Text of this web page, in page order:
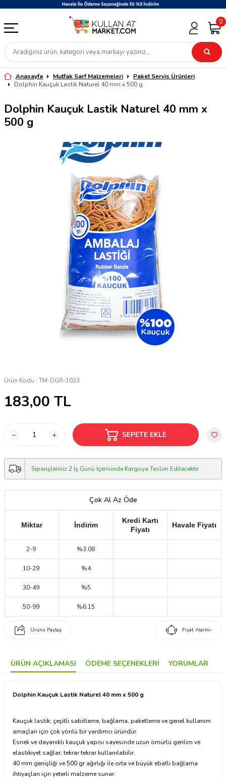
0
Anasayfa Mutfak Sarf Malzemeleri
Paket Servis Ürünleri
Dolphin Kauçuk Lastik Naturel 40 mm x 500 g
Dolphin Kauçuk Lastik Naturel 40 mm x
500 g
Ürün Kodu : TM-DGR-1033
183,00 TL
SEPETE EKLE
Siparişleriniz 2 İş Günü İçerisinde Kargoya Teslim Edilecektir
Çok Al Az Öde
Miktar İndirim
Kredi Kartı
Fiyatı
Havale Fiyatı
2-9 %3.08
10-29 %4
30-49 %5
50-99 %6.15
Ürünü Paylaş Fiyat Alarmı
ÜRÜN AÇIKLAMASI ÖDEME SEÇENEKLERI YORUMLAR
Dolphin Kauçuk Lastik Naturel 40 mm x 500 g
Kauçuk lastik; çeşitli sabitleme, bağlama, paketleme ve genel kullanım
amaçları için çok yönlü bir yardımcı üründür.
Esnek ve dayanıklı kauçuk yapısı sayesinde uzun ömürlü gerilim ve
elastikiyet sağlar; tekrar tekrar kullanılabilir.
40 mm genişliği ve 500 gr ağırlığı ile orta ve büyük ebatlı bağlama
ihtiyaçları için yeterli malzeme sunar.